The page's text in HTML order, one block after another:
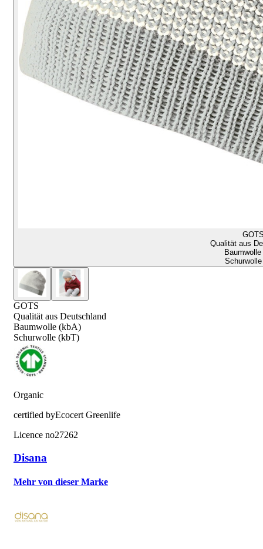
Qualität aus
GOTS
Qualität aus Deutschland
Baumwolle (kbA)
Schurwolle (kbT)
Organic
certified byEcocert Greenlife
Licence no27262
Disana
Mehr von dieser Marke